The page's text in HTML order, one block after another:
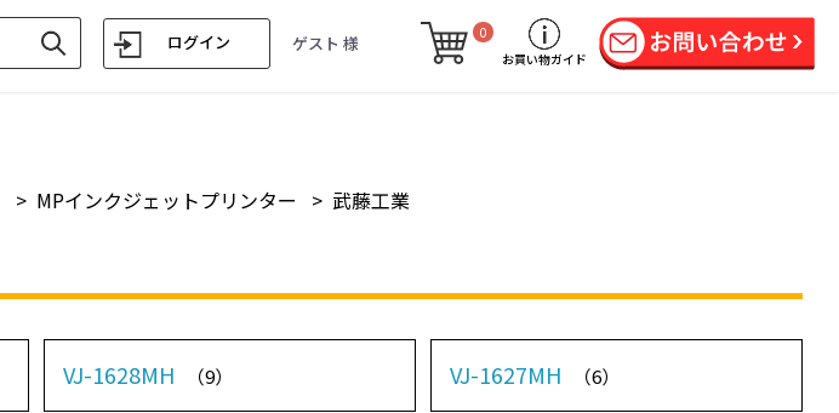
ログイン ゲスト 様
0
お買い物ガイド
> MPインクジェットプリンター > 武藤工業
VJ-1628MH （9） VJ-1627MH （6）